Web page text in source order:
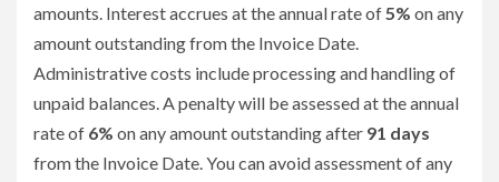
amounts. Interest accrues at the annual rate of 5% on any
amount outstanding from the Invoice Date.
Administrative costs include processing and handling of
unpaid balances. A penalty will be assessed at the annual
rate of 6% on any amount outstanding after 91 days
from the Invoice Date. You can avoid assessment of any